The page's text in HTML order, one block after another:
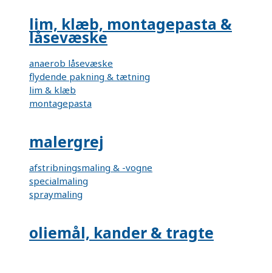
lim, klæb, montagepasta &
låsevæske
anaerob låsevæske
flydende pakning & tætning
lim & klæb
montagepasta
malergrej
afstribningsmaling & -vogne
specialmaling
spraymaling
oliemål, kander & tragte